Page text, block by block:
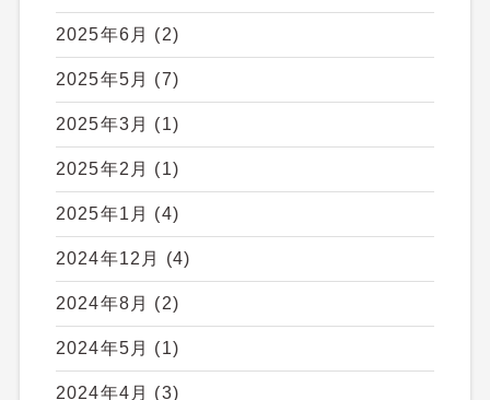
2025年6月 (2)
2025年5月 (7)
2025年3月 (1)
2025年2月 (1)
2025年1月 (4)
2024年12月 (4)
2024年8月 (2)
2024年5月 (1)
2024年4月 (3)